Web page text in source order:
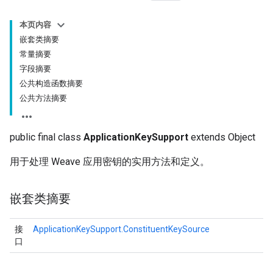
本页内容
嵌套类摘要
常量摘要
字段摘要
公共构造函数摘要
公共方法摘要
public final class ApplicationKeySupport extends Object
用于处理 Weave 应用密钥的实用方法和定义。
嵌套类摘要
接
口
ApplicationKeySupport.ConstituentKeySource